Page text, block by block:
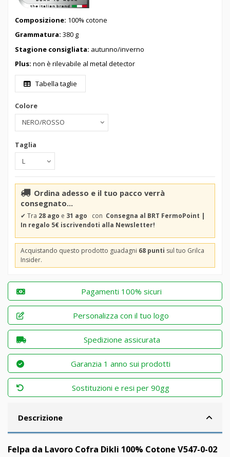
Composizione: 100% cotone
Grammatura: 380 g
Stagione consigliata: autunno/inverno
Plus: non è rilevabile al metal detector
Tabella taglie
Colore
Taglia
Ordina adesso e il tuo pacco verrà
consegnato...
✔ Tra 28 ago e 31 ago con Consegna al BRT FermoPoint |
In regalo 5€ iscrivendoti alla Newsletter!
Acquistando questo prodotto guadagni 68 punti sul tuo Grilca
Insider.
Pagamenti 100% sicuri
Personalizza con il tuo logo
Spedizione assicurata
Garanzia 1 anno sui prodotti
Sostituzioni e resi per 90gg
Descrizione
Felpa da Lavoro Cofra Dikli 100% Cotone V547-0-02